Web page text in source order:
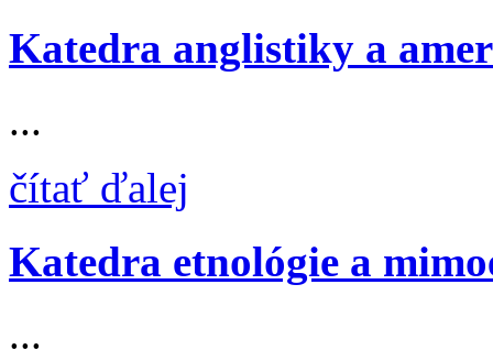
Katedra anglistiky a
...
čítať ďalej
Katedra etnológie a
...